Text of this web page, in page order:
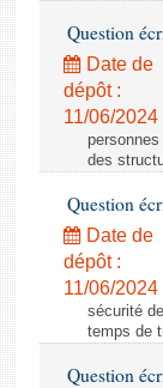
Question
Date de
dépôt :
11/06/2024
des
Question
Date de
dépôt :
11/06/2024
sécurité
temps de
Question